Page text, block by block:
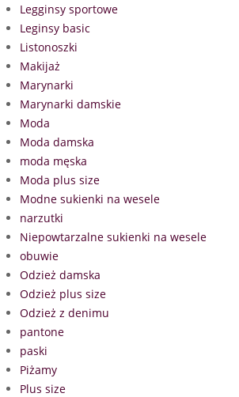
Legginsy sportowe
Leginsy basic
Listonoszki
Makijaż
Marynarki
Marynarki damskie
Moda
Moda damska
moda męska
Moda plus size
Modne sukienki na wesele
narzutki
Niepowtarzalne sukienki na wesele
obuwie
Odzież damska
Odzież plus size
Odzież z denimu
pantone
paski
Piżamy
Plus size